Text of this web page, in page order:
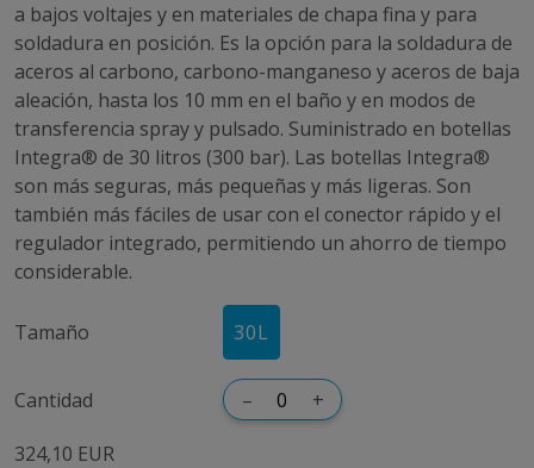
a bajos voltajes y en materiales de chapa fina y para
soldadura en posición. Es la opción para la soldadura de
aceros al carbono, carbono-manganeso y aceros de baja
aleación, hasta los 10 mm en el baño y en modos de
transferencia spray y pulsado. Suministrado en botellas
Integra® de 30 litros (300 bar). Las botellas Integra®
son más seguras, más pequeñas y más ligeras. Son
también más fáciles de usar con el conector rápido y el
regulador integrado, permitiendo un ahorro de tiempo
considerable.
Tamaño 30L
Cantidad – +
324,10 EUR